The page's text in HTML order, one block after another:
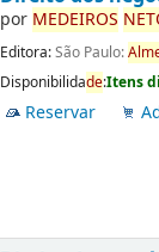
por MEDEIROS
Editora:São Paulo:
Disponibilidade:Itens
Reservar